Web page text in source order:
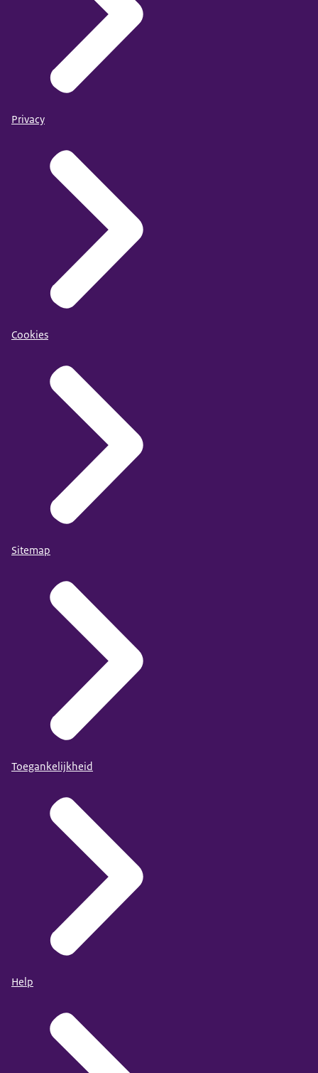
Privacy
Cookies
Sitemap
Toegankelijkheid
Help